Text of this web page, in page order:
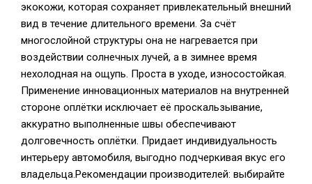
экокожи, которая сохраняет привлекательный внешний
вид в течение длительного времени. За счёт
многослойной структуры она не нагревается при
воздействии солнечных лучей, а в зимнее время
нехолодная на ощупь. Проста в уходе, износостойкая.
Применение инновационных материалов на внутренней
стороне оплётки исключает её проскальзывание,
аккуратно выполненные швы обеспечивают
долговечность оплётки. Придает индивидуальность
интерьеру автомобиля, выгодно подчеркивая вкус его
владельца.Рекомендации производителей: выбирайте